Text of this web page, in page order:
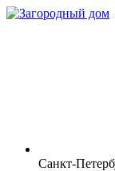
Санкт-